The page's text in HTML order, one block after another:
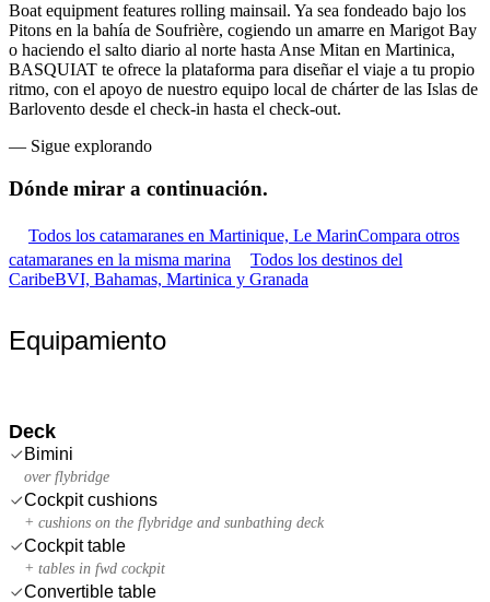
Boat equipment features rolling mainsail. Ya sea fondeado bajo los
Pitons en la bahía de Soufrière, cogiendo un amarre en Marigot Bay
o haciendo el salto diario al norte hasta Anse Mitan en Martinica,
BASQUIAT te ofrece la plataforma para diseñar el viaje a tu propio
ritmo, con el apoyo de nuestro equipo local de chárter de las Islas de
Barlovento desde el check-in hasta el check-out.
— Sigue explorando
Dónde mirar a continuación.
Todos los catamaranes en Martinique, Le MarinCompara otros
catamaranes en la misma marina
Todos los destinos del
CaribeBVI, Bahamas, Martinica y Granada
Equipamiento
Deck
Bimini
over flybridge
Cockpit cushions
+ cushions on the flybridge and sunbathing deck
Cockpit table
+ tables in fwd cockpit
Convertible table